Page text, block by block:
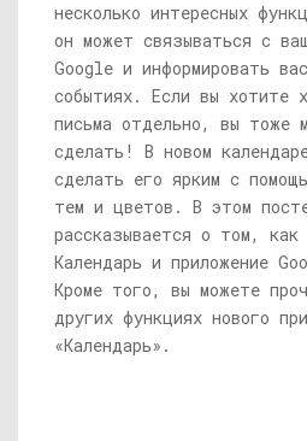
несколько интересных
он может связываться с
Google и информировать
событиях. Если вы хотите
письма отдельно, вы тоже
сделать! В новом
сделать его ярким с
тем и цветов. В этом
рассказывается о том, как
Календарь и приложение
Кроме того, вы можете
других функциях нового
«Календарь».